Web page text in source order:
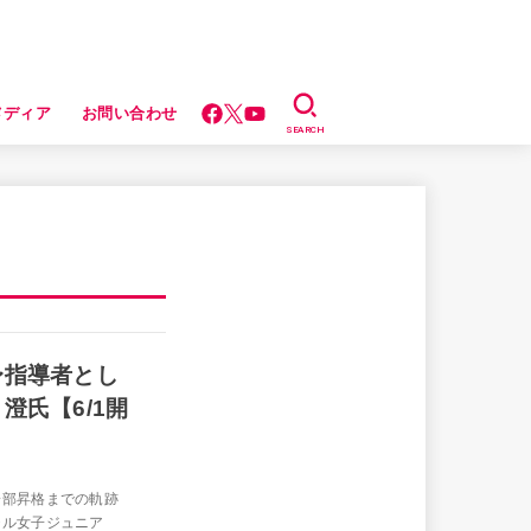
ディア お問い合わせ
SEARCH
導者とし
氏【6/1開
昇格までの軌跡
女子ジュニア